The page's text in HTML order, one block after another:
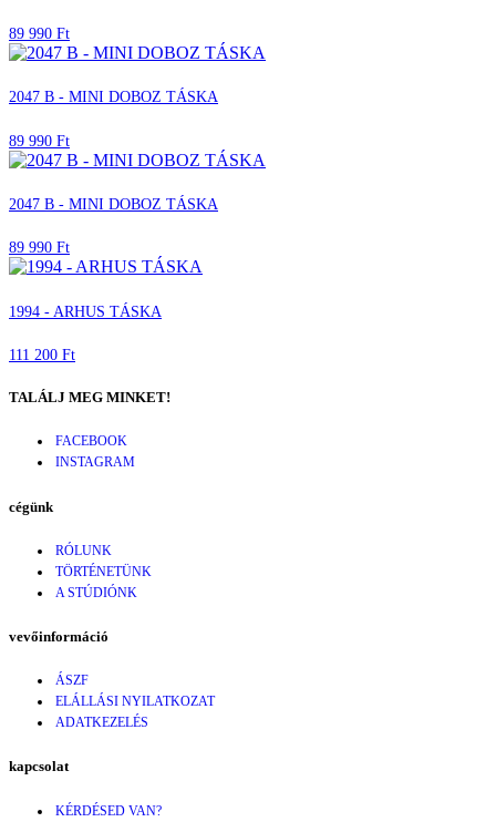
89 990 Ft
2047 B - MINI DOBOZ TÁSKA
89 990 Ft
2047 B - MINI DOBOZ TÁSKA
89 990 Ft
1994 - ARHUS TÁSKA
111 200 Ft
TALÁLJ MEG MINKET!
FACEBOOK
INSTAGRAM
cégünk
RÓLUNK
TÖRTÉNETÜNK
A STÚDIÓNK
vevőinformáció
ÁSZF
ELÁLLÁSI NYILATKOZAT
ADATKEZELÉS
kapcsolat
KÉRDÉSED VAN?